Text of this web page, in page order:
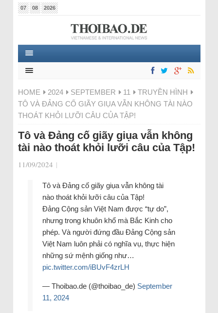
07 08 2026
HOME 2024 SEPTEMBER 11
TRUYỀN HÌNH
TÔ VÀ ĐẢNG CỐ GIÃY GIỤA VẪN KHÔNG TÀI NÀO
THOÁT KHỎI LƯỠI CÂU CỦA TẬP!
Tô và Đảng cố giãy giụa vẫn không
tài nào thoát khỏi lưỡi câu của Tập!
11/09/2024 |
Tô và Đảng cố giãy giụa vẫn không tài
nào thoát khỏi lưỡi câu của Tập!
Đảng Cộng sản Việt Nam được “tự do”,
nhưng trong khuôn khổ mà Bắc Kinh cho
phép. Và người đứng đầu Đảng Cộng sản
Việt Nam luôn phải có nghĩa vụ, thực hiện
những sứ mệnh giống như…
pic.twitter.com/iBUvF4zrLH
— Thoibao.de (@thoibao_de) September
11, 2024